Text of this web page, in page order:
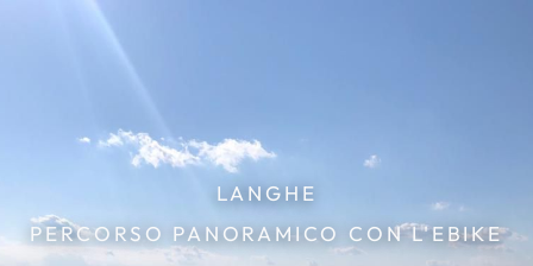
LANGHE
PERCORSO PANORAMICO CON L'EBIKE